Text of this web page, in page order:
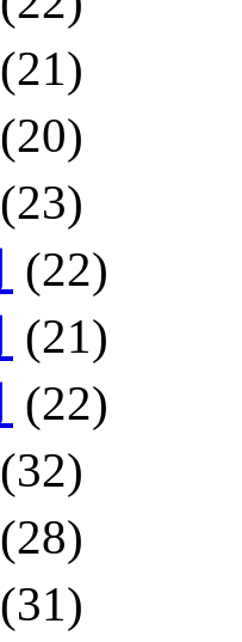
(21)
(20)
(23)
(22)
(21)
(22)
(32)
(28)
(31)